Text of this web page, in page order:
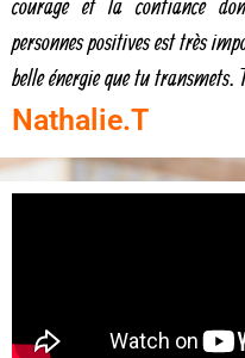
personnes positives est très
belle énergie que tu
Nathalie.T